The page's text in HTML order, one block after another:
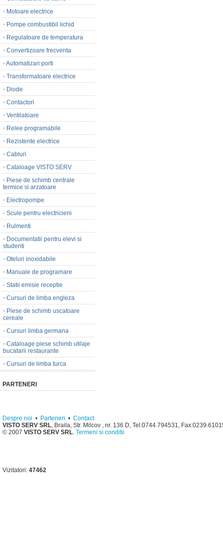
• Motoare electrice
• Pompe combustibil lichid
• Regulatoare de temperatura
• Convertizoare frecventa
•Automatizari porti
• Transformatoare electrice
• Diode
• Contactori
• Ventilatoare
• Relee programabile
• Rezistente electrice
• Cabluri
• Cataloage VISTO SERV
• Piese de schimb centrale
termice si arzatoare
• Electropompe
• Scule pentru electricieni
• Rulmenti
• Documentatii pentru elevi si
studenti
• Oteluri inoxidabile
• Manuale de programare
• Statii emisie receptie
• Cursuri de limba engleza
• Piese de schimb uscatoare
cereale
• Cursuri limba germana
• Cataloage piese schimb utilaje
bucatarii restaurante
• Cursuri de limba turca
PARTENERI
Despre noi • Parteneri • Contact
VISTO SERV SRL, Braila, Str. Milcov , nr. 136 D, Tel:0744.794531,
© 2007 VISTO SERV SRL. Termeni si conditii
Vizitatori: 47462